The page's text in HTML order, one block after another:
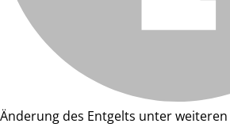
Änderung des Entgelts unter